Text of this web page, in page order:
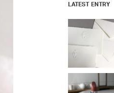
LATEST ENTRY